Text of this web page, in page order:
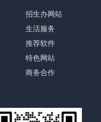
招生办网站
生活服务
推荐软件
特色网站
商务合作